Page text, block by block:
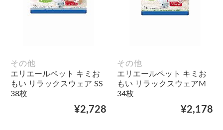
その他
エリエールペット キミお
もい リラックスウェア SS
38枚
¥2,728
その他
エリエールペット キミお
もい リラックスウェアM
34枚
¥2,178